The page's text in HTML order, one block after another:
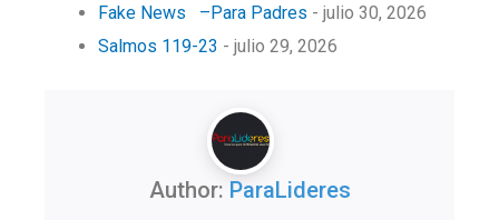
Fake News –Para Padres - julio 30, 2026
Salmos 119-23 - julio 29, 2026
Author: ParaLideres